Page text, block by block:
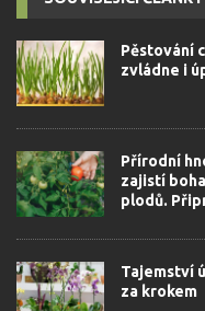
Pěstování
zvládne i
Přírodní
zajistí
plodů.
Tajemství
za krokem